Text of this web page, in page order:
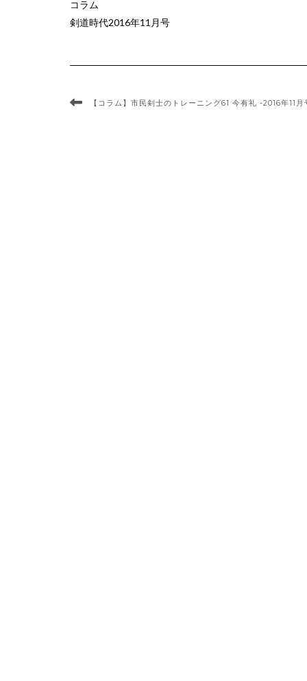
コラム
剣道時代2016年11月号
【コラム】市民剣士のトレーニング61 今有礼 -2016年11月